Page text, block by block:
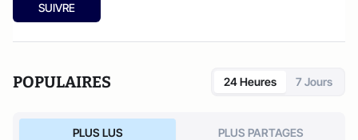
SUIVRE
POPULAIRES 24 Heures 7 Jours
PLUS LUS PLUS PARTAGES